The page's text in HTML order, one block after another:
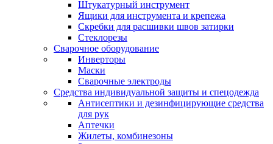
Штукатурный инструмент
Ящики для инструмента и крепежа
Скребки для расшивки швов затирки
Стеклорезы
Сварочное оборудование
Инверторы
Маски
Сварочные электроды
Средства индивидуальной защиты и спецодежда
Антисептики и дезинфицирующие средства
для рук
Аптечки
Жилеты, комбинезоны